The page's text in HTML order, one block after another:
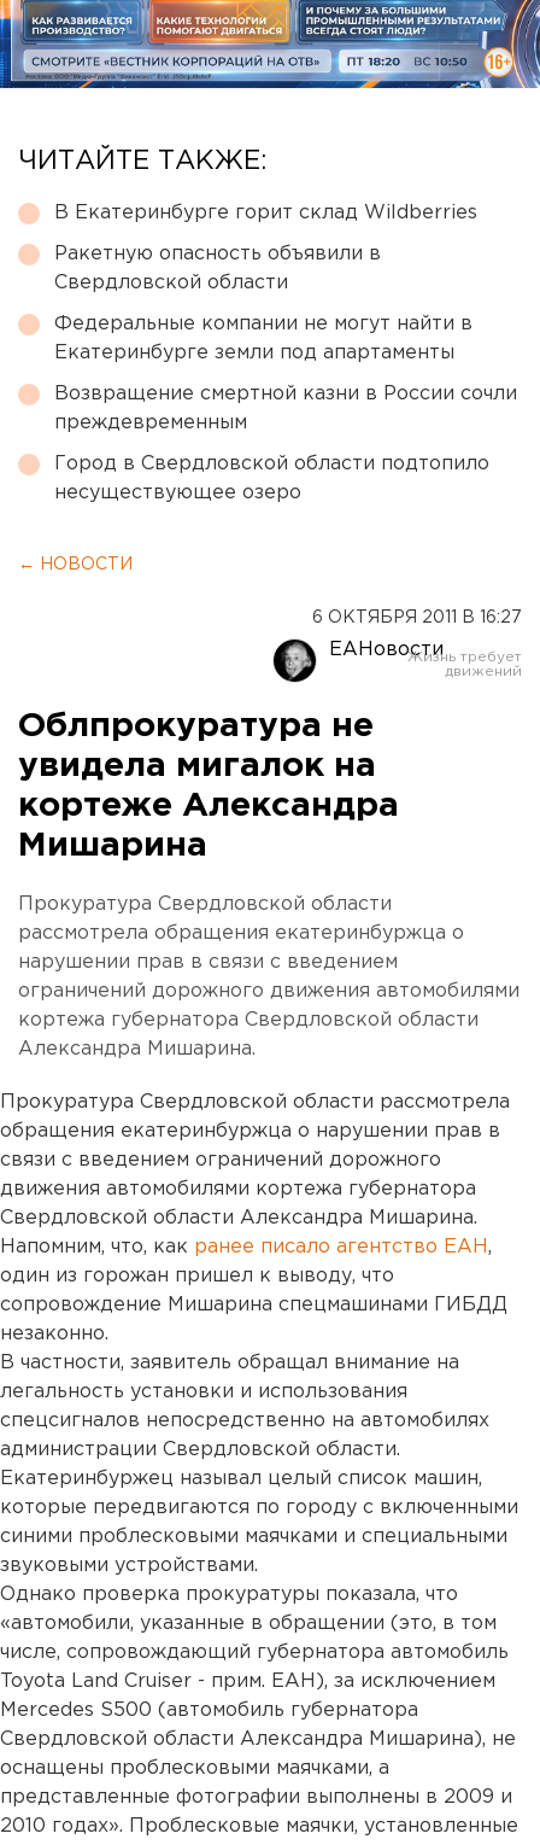
ЧИТАЙТЕ ТАКЖЕ:
В Екатеринбурге горит склад Wildberries
Ракетную опасность объявили в
Свердловской области
Федеральные компании не могут найти в
Екатеринбурге земли под апартаменты
Возвращение смертной казни в России сочли
преждевременным
Город в Свердловской области подтопило
несуществующее озеро
← НОВОСТИ
6 ОКТЯБРЯ 2011 В 16:27
ЕАНовости
Облпрокуратура не
увидела мигалок на
кортеже Александра
Мишарина
Прокуратура Свердловской области
рассмотрела обращения екатеринбуржца о
нарушении прав в связи с введением
ограничений дорожного движения автомобилями
кортежа губернатора Свердловской области
Александра Мишарина.
Прокуратура Свердловской области рассмотрела
обращения екатеринбуржца о нарушении прав в
связи с введением ограничений дорожного
движения автомобилями кортежа губернатора
Свердловской области Александра Мишарина.
Напомним, что, как ранее писало агентство ЕАН ,
один из горожан пришел к выводу, что
сопровождение Мишарина спецмашинами ГИБДД
незаконно.
В частности, заявитель обращал внимание на
легальность установки и использования
спецсигналов непосредственно на автомобилях
администрации Свердловской области.
Екатеринбуржец называл целый список машин,
которые передвигаются по городу с включенными
синими проблесковыми маячками и специальными
звуковыми устройствами.
Однако проверка прокуратуры показала, что
«автомобили, указанные в обращении (это, в том
числе, сопровождающий губернатора автомобиль
Toyota Land Cruiser - прим. ЕАН), за исключением
Mercedes S500 (автомобиль губернатора
Свердловской области Александра Мишарина), не
оснащены проблесковыми маячками, а
представленные фотографии выполнены в 2009 и
2010 годах». Проблесковые маячки, установленные